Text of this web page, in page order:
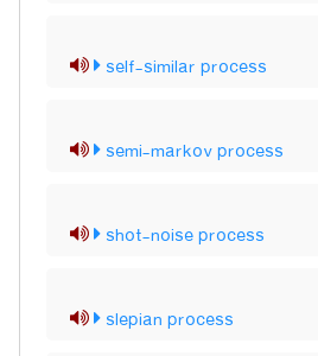
self-similar process
semi-markov process
shot-noise process
slepian process